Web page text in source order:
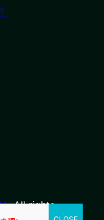
All rights